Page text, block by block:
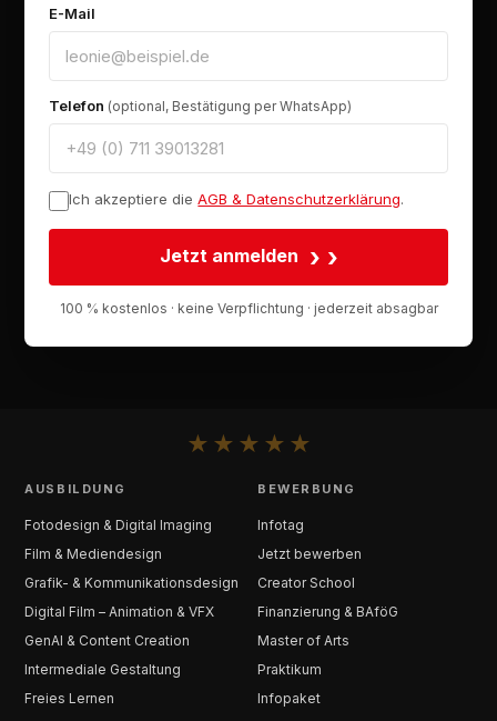
E-Mail
Telefon (optional, Bestätigung per WhatsApp)
Ich akzeptiere die AGB & Datenschutzerklärung.
Jetzt anmelden ›
100 % kostenlos · keine Verpflichtung · jederzeit absagbar
★ ★ ★ ★ ★
AUSBILDUNG
Fotodesign & Digital Imaging
Film & Mediendesign
Grafik- & Kommunikationsdesign
Digital Film – Animation & VFX
GenAI & Content Creation
Intermediale Gestaltung
Freies Lernen
BEWERBUNG
Infotag
Jetzt bewerben
Creator School
Finanzierung & BAföG
Master of Arts
Praktikum
Infopaket